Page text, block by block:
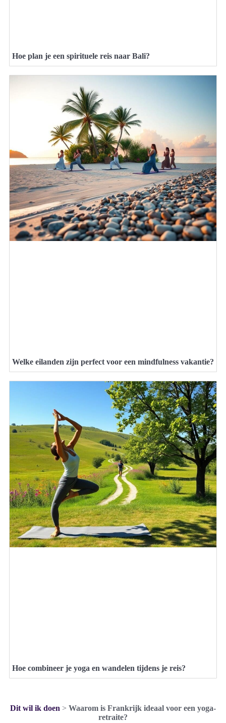
Hoe plan je een spirituele reis naar Bali?
Welke eilanden zijn perfect voor een mindfulness vakantie?
Hoe combineer je yoga en wandelen tijdens je reis?
Dit wil ik doen > Waarom is Frankrijk ideaal voor een yoga-
retraite?